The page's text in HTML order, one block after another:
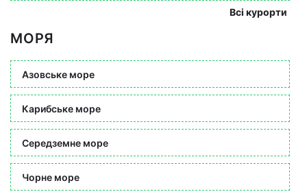
Всі курорти
МОРЯ
Азовське море
Карибське море
Середземне море
Чорне море